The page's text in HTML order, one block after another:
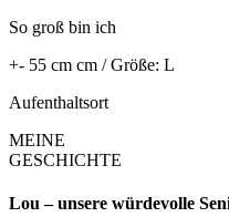
So groß bin ich
+- 55 cm cm / Größe: L
Aufenthaltsort
MEINE
GESCHICHTE
Lou – unsere würdevolle